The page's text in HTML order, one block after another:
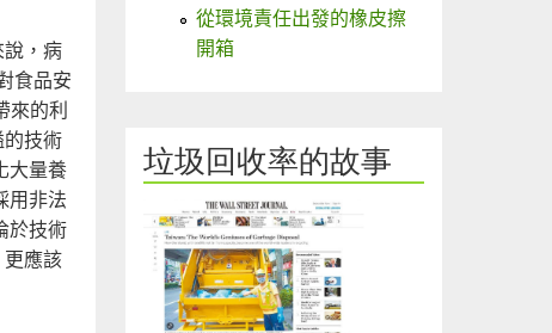
，病
食品安
來的利
技術
大量養
用非法
於技術
應該
從環境責任出發的橡皮擦
開箱
垃圾回收率的故事